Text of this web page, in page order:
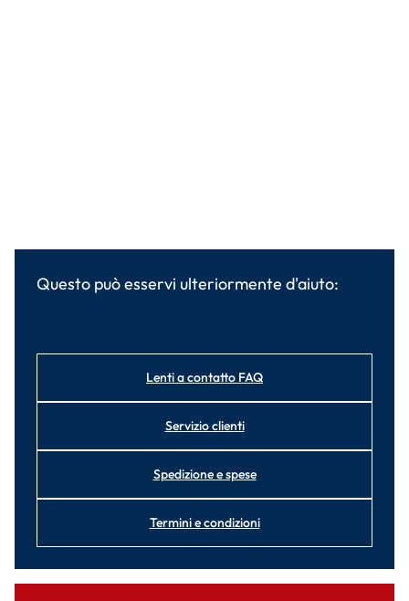
Questo può esservi ulteriormente d'aiuto:
Lenti a contatto FAQ
Servizio clienti
Spedizione e spese
Termini e condizioni